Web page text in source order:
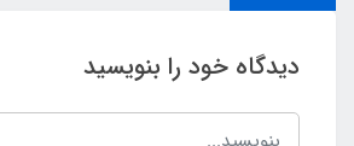
دیدگاه خود را بنویسید